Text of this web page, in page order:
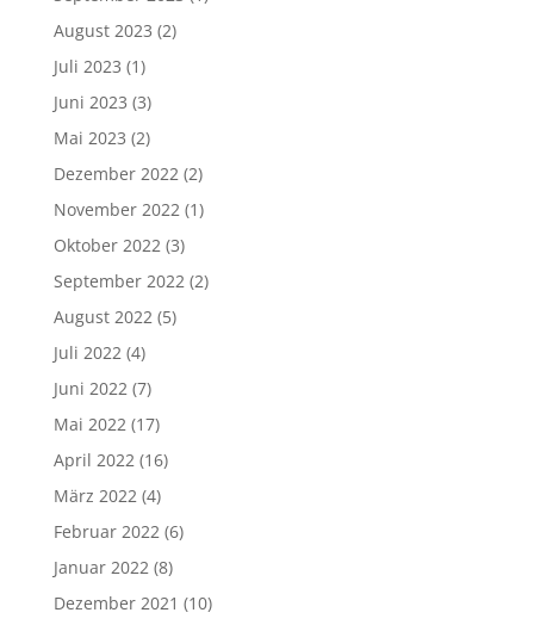
August 2023 (2)
Juli 2023 (1)
Juni 2023 (3)
Mai 2023 (2)
Dezember 2022(2)
November 2022(1)
Oktober 2022(3)
September 2022(2)
August 2022(5)
Juli 2022(4)
Juni 2022(7)
Mai 2022(17)
April 2022(16)
März 2022(4)
Februar 2022(6)
Januar 2022(8)
Dezember 2021 (10)